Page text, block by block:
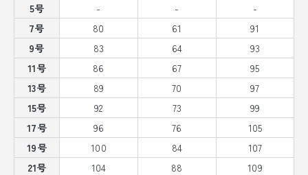
5号
- -
-
7号
80 61
91
9号
83 64
93
11号
86 67
95
13号
89 70
97
15号
92 73
99
17号
96 76
105
19号
100 84
107
21号
104 88
109